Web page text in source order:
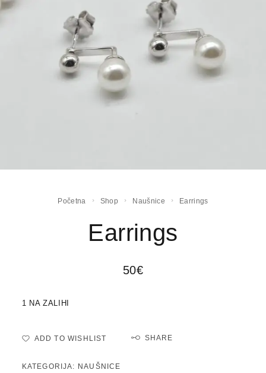
Početna Shop Naušnice Earrings
Earrings
50€
1 NA ZALIHI
ADD TO WISHLIST SHARE
KATEGORIJA: NAUŠNICE